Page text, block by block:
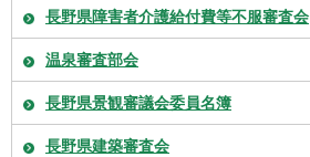
長野県障害者介護給付費等不服審査会
温泉審査部会
長野県景観審議会委員名簿
長野県建築審査会